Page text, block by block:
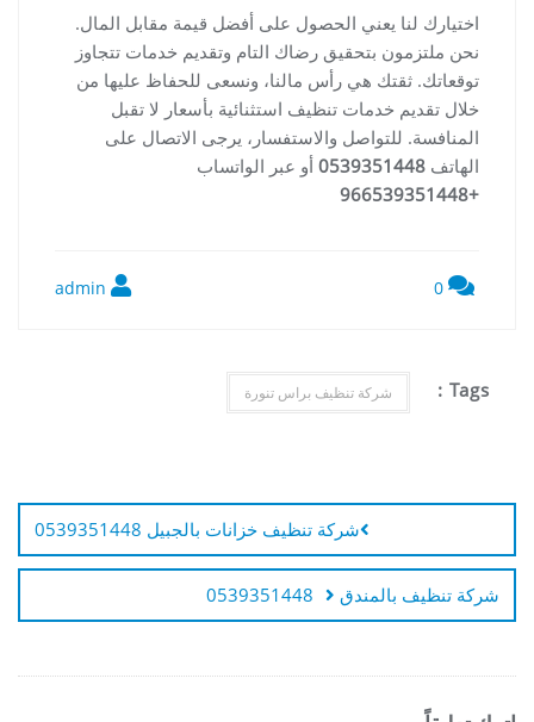
اختيارك لنا يعني الحصول على أفضل قيمة مقابل المال.
نحن ملتزمون بتحقيق رضاك التام وتقديم خدمات تتجاوز
توقعاتك. ثقتك هي رأس مالنا، ونسعى للحفاظ عليها من
خلال تقديم خدمات تنظيف استثنائية بأسعار لا تقبل
المنافسة. للتواصل والاستفسار، يرجى الاتصال على
الهاتف 0539351448 أو عبر الواتساب
+966539351448
Tags : شركة تنظيف براس تنورة
المقالات
شركة تنظيف خزانات بالجبيل 0539351448
شركة تنظيف بالمندق 0539351448